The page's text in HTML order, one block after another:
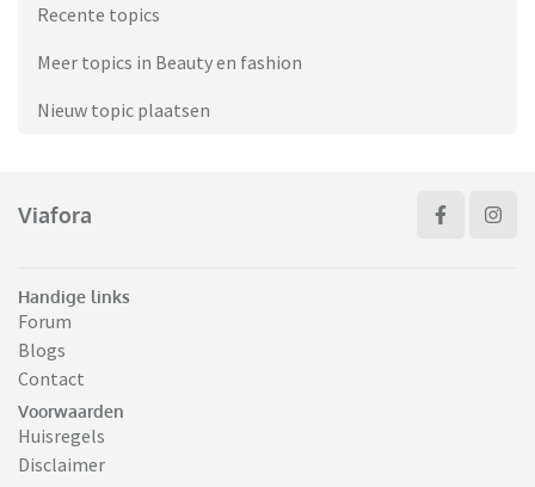
Recente topics
Meer topics in Beauty en fashion
Nieuw topic plaatsen
Viafora
Handige links
Forum
Blogs
Contact
Voorwaarden
Huisregels
Disclaimer